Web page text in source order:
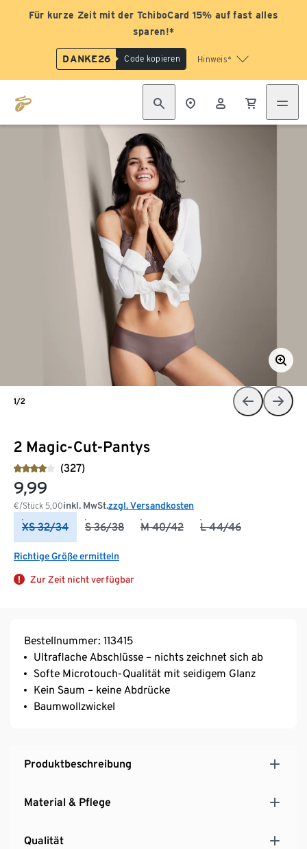
Für kurze Zeit mit der TchiboCard 15% auf fast alles
sparen!*
DANKE26 Code kopieren Hinweis*
2 Magic-Cut-Pantys
(327)
9,99
€/Stück 5,00inkl. MwSt.zzgl. Versandkosten
XS 32/34 S 36/38 M 40/42 L 44/46
Richtige Größe ermitteln
Zur Zeit nicht verfügbar
1/2
Bestellnummer: 113415
Ultraflache Abschlüsse – nichts zeichnet sich ab
Softe Microtouch-Qualität mit seidigem Glanz
Kein Saum – keine Abdrücke
Baumwollzwickel
Produktbeschreibung
Material & Pflege
Qualität